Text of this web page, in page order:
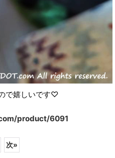
で嬉しいです♡
product/6091
次»